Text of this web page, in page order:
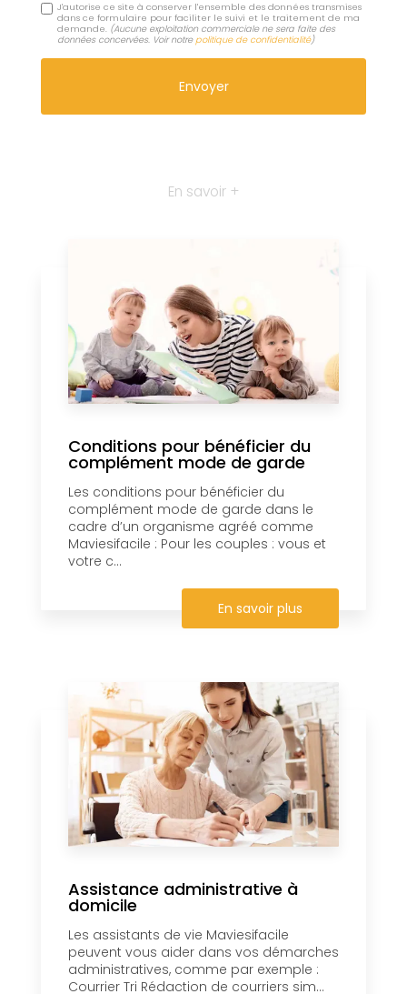
J'autorise ce site à conserver l'ensemble des données transmises
dans ce formulaire pour faciliter le suivi et le traitement de ma
demande. (Aucune exploitation commerciale ne sera faite des
données concervées. Voir notrepolitique de confidentialité)
En savoir +
Conditions pour bénéficier du
complément mode de garde
Les conditions pour bénéficier du
complément mode de garde dans le
cadre d’un organisme agréé comme
Maviesifacile : Pour les couples : vous et
votre c...
En savoir plus
Assistance administrative à
domicile
Les assistants de vie Maviesifacile
peuvent vous aider dans vos démarches
administratives, comme par exemple :
Courrier Tri Rédaction de courriers sim...